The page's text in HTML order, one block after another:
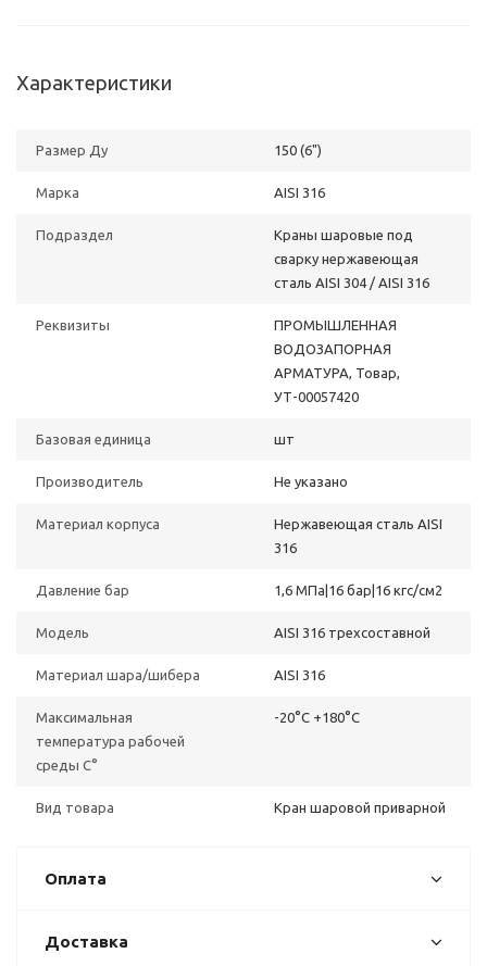
Характеристики
Размер Ду 150 (6")
Марка AISI 316
Подраздел
Краны шаровые под
сварку нержавеющая
сталь AISI 304 / AISI 316
Реквизиты
ПРОМЫШЛЕННАЯ
ВОДОЗАПОРНАЯ
АРМАТУРА, Товар,
УТ-00057420
Базовая единица шт
Производитель Не указано
Материал корпуса
Нержавеющая сталь AISI
316
Давление бар 1,6 МПа|16 бар|16 кгс/см2
Модель AISI 316 трехсоставной
Материал шара/шибера AISI 316
Максимальная
температура рабочей
среды С°
-20°С +180°С
Вид товара Кран шаровой приварной
Оплата
Доставка